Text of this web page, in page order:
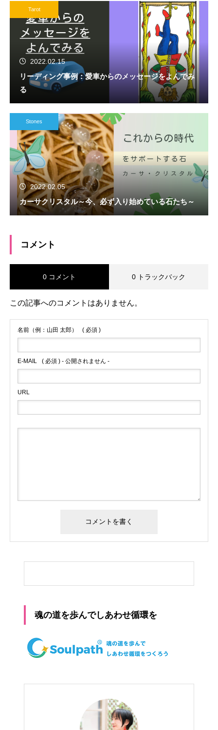
Tarot
2022.02.15
リーディング事例：愛車からのメッセージをよんでみ
る
Stones
2022.02.05
カーサクリスタル～今、必ず入り始めている石たち～
コメント
0 コメント 0 トラックバック
この記事へのコメントはありません。
名前（例：山田 太郎） ( 必須 )
E-MAIL ( 必須 ) - 公開されません -
URL
魂の道を歩んでしあわせ循環を